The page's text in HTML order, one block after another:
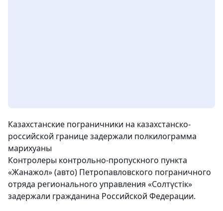
Казахстанские пограничники на казахстанско-
российской границе задержали полкилограмма
марихуаны
Контролеры контрольно-пропускного пункта
«Жанажол» (авто) Петропавловского пограничного
отряда регионального управления «Солтүстік»
задержали гражданина Российской Федерации.